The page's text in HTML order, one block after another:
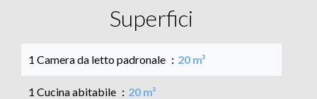
Superfici
1 Camera da letto padronale 20 m²
1 Cucina abitabile 20 m²